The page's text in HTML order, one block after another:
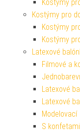
Kostýmy
Kostýmy pro
Kostýmy
Kostýmy
Latexové
Filmové a
Latexové
Latexové
Modelovací
S konfetami